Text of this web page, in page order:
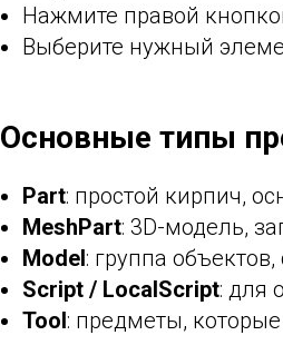
Нажмите правой
Выберите нужный
Основные типы
Part: простой кирпич,
MeshPart: 3D-модель,
Model: группа
Script / LocalScript: для
Tool: предметы,